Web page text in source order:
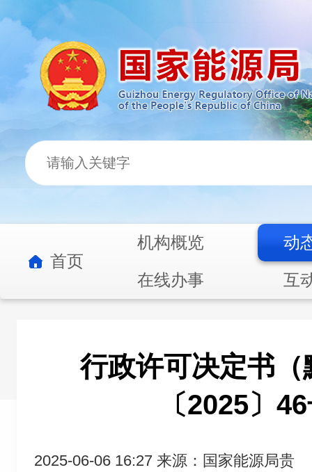
首页
机构概览
动
在线办事
互
行政许可决定书（
〔2025〕
2025-06-06 16:27 来源：国家能源局贵